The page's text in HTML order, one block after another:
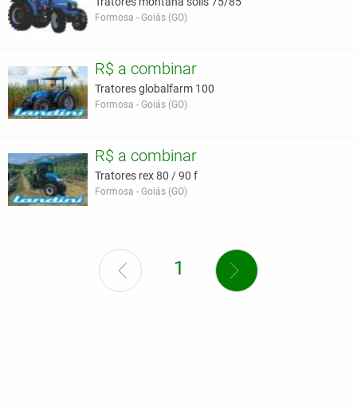
Formosa - Goiás (GO)
R$ a combinar
Tratores globalfarm 100
Formosa - Goiás (GO)
R$ a combinar
Tratores rex 80 / 90 f
Formosa - Goiás (GO)
1